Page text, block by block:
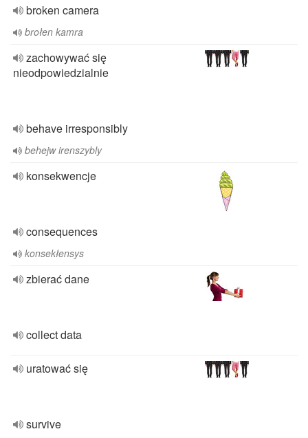
broken camera
brołen kamra
zachowywać się
nieodpowiedzialnie
behave irresponsibly
behejw irenszybly
konsekwencje
consequences
konsekłensys
zbierać dane
collect data
uratować się
survive